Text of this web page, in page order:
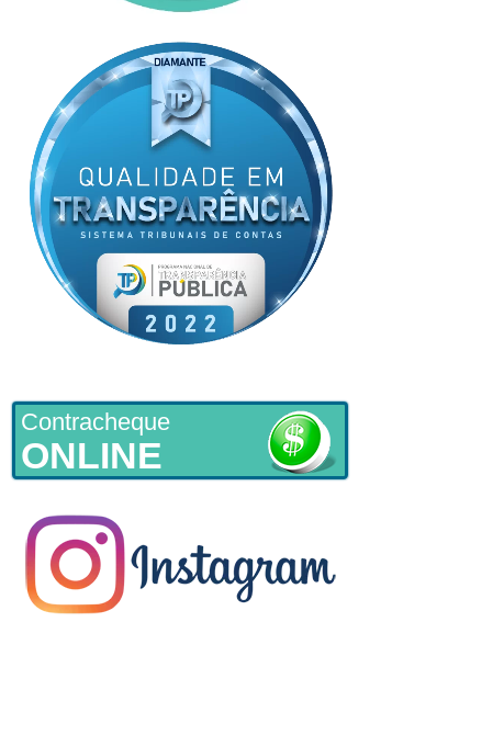
Contracheque
ONLINE